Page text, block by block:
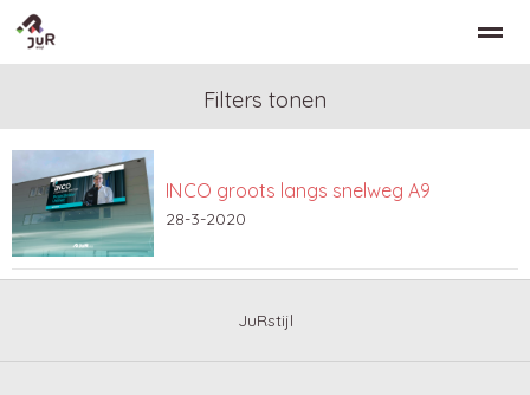
Home Zoeken Nieuws Bellen
Filters tonen
INCO groots langs snelweg A9
28-3-2020
JuRstijl